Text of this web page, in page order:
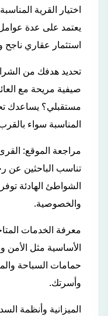
اختيار القرية
يعتمد على عدة
استثمار عقاري ناجح
تحديد هدفك من
صيفية مريحة مع
مستقبلي؟ يساعدك
المناسبة سواء
مراجعة الموقع:
تناسب الباحثين عن
الشواطئ الهادئة
والخصوصية.
معرفة الخدمات
الأساسية مثل الأمن
حمامات السباحة
وأسرتك.
الميزانية وأنظمة